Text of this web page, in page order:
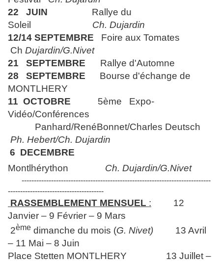
22 JUIN Rallye du
Soleil Ch. Dujardin
12/14 SEPTEMBRE Foire aux Tomates
Ch Dujardin/G.Nivet
21 SEPTEMBRE Rallye d'Automne
28 SEPTEMBRE
Bourse d'échange de
MONTLHERY
11 OCTOBRE 5ème Expo-
Vidéo/Conférences
Panhard/RenéBonnet/Charles Deutsch
Ph. Hebert/Ch. Dujardin
6 DECEMBRE
Montlhérython Ch. Dujardin/G.Nivet
-----------------------------------------------------------------------------
---------------------------------------
RASSEMBLEMENT MENSUEL : 12
Janvier – 9 Février – 9 Mars
2ème dimanche du mois (G. Nivet) 13 Avril
– 11 Mai – 8 Juin
Place Stetten MONTLHERY 13 Juillet –